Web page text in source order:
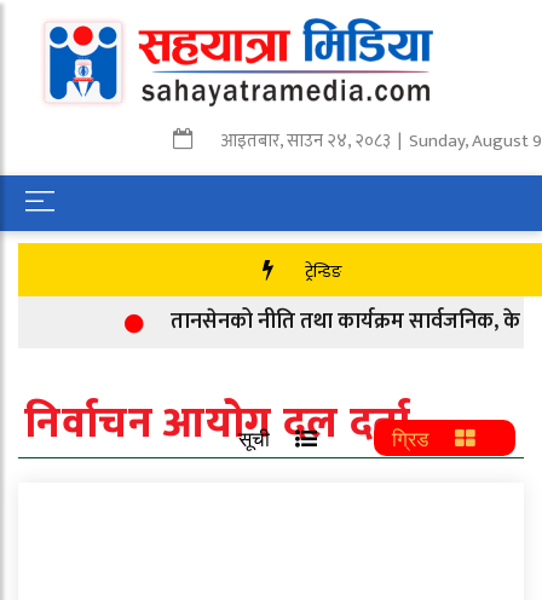
आइतबार,साउन२४,२०८३ | Sunday, August
ट्रेन्डिङ
तानसेनको नीति तथा कार्यक्रम सार्वजनिक, के के
निर्वाचन आयोग दल दर्ता
सूची ग्रिड